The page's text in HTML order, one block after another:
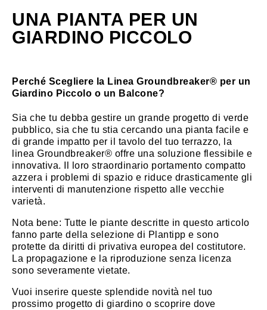
UNA PIANTA PER UN
GIARDINO PICCOLO
Perché Scegliere la Linea Groundbreaker® per un
Giardino Piccolo o un Balcone?
Sia che tu debba gestire un grande progetto di verde
pubblico, sia che tu stia cercando una pianta facile e
di grande impatto per il tavolo del tuo terrazzo, la
linea Groundbreaker® offre una soluzione flessibile e
innovativa. Il loro straordinario portamento compatto
azzera i problemi di spazio e riduce drasticamente gli
interventi di manutenzione rispetto alle vecchie
varietà.
Nota bene: Tutte le piante descritte in questo articolo
fanno parte della selezione di Plantipp e sono
protette da diritti di privativa europea del costitutore.
La propagazione e la riproduzione senza licenza
sono severamente vietate.
Vuoi inserire queste splendide novità nel tuo
prossimo progetto di giardino o scoprire dove